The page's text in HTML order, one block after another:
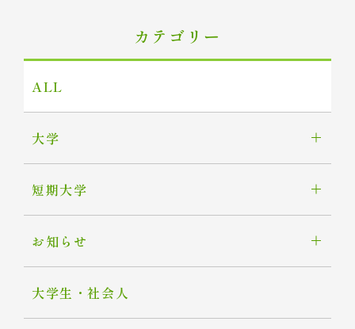
カテゴリー
ALL
大学
短期大学
お知らせ
大学生・社会人